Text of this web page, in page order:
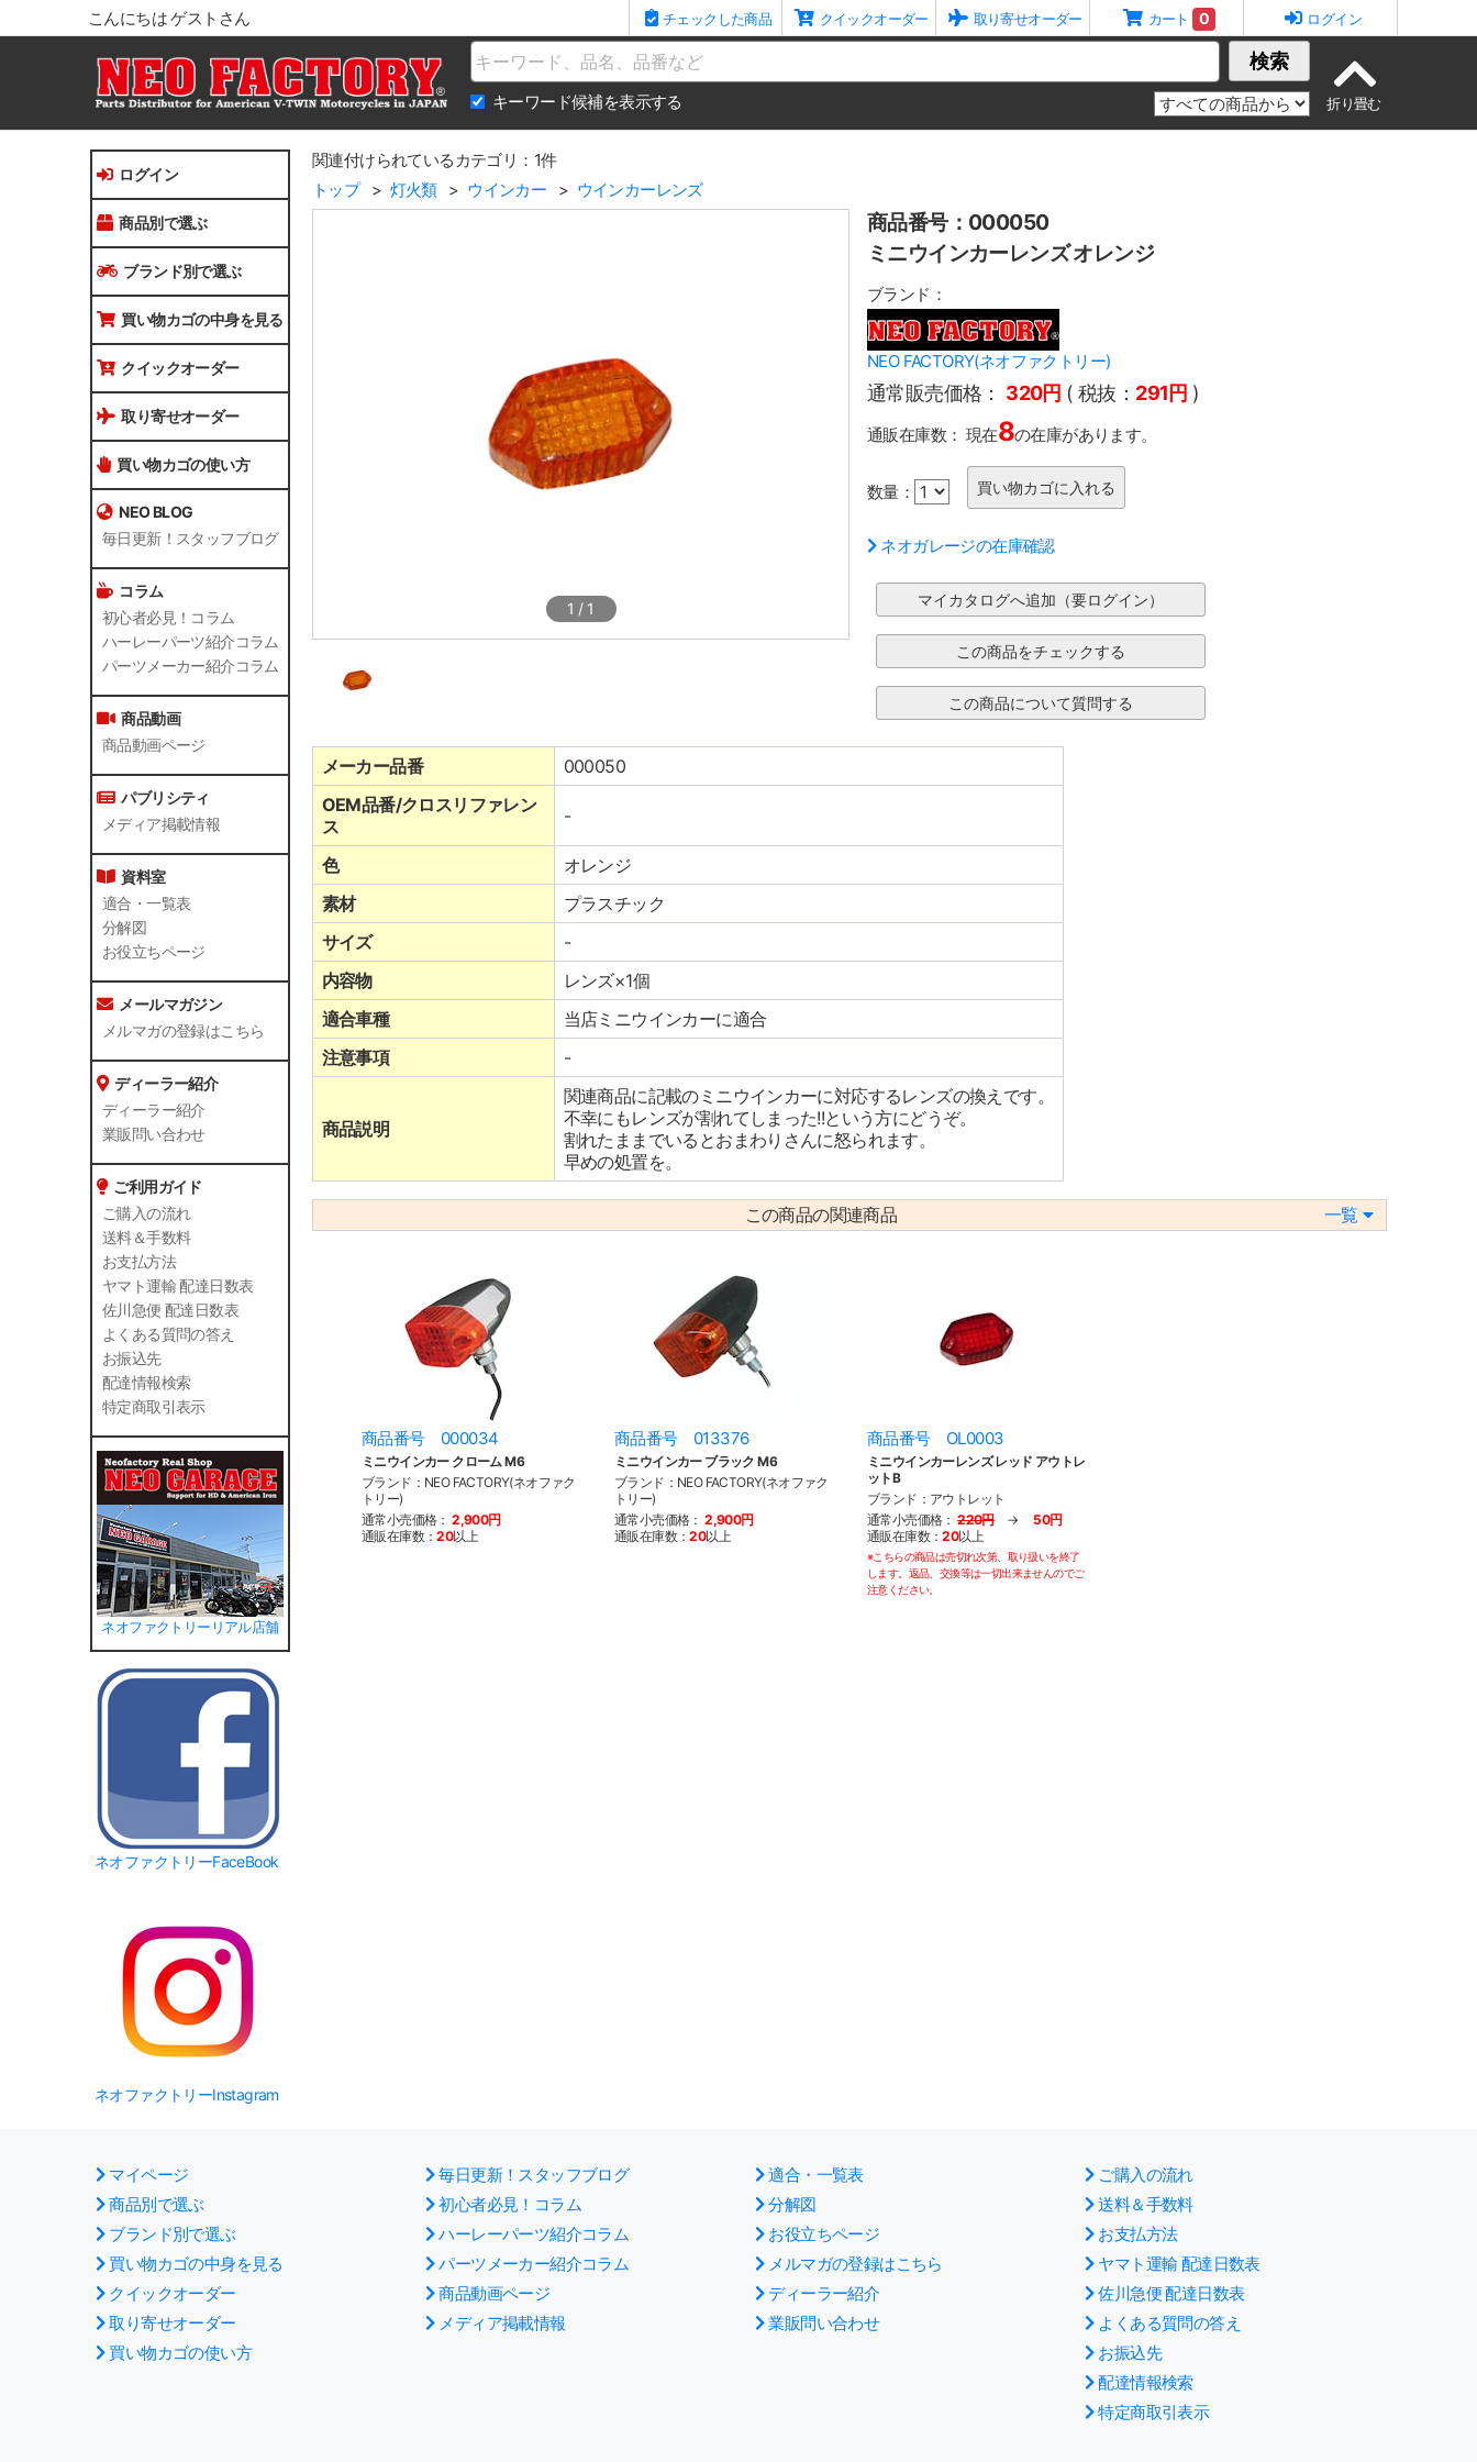
こんにちは ゲストさん チェックした商品 クイックオーダー 取り寄せオーダー カート 0 ログイン
Name 検索
キーワード候補を表示する
ログイン
商品別で選ぶ
ブランド別で選ぶ
買い物カゴの中身を見る
クイックオーダー
取り寄せオーダー
買い物カゴの使い方
NEO BLOG
毎日更新！スタッフブログ
コラム
初心者必見！コラム
ハーレーパーツ紹介コラム
パーツメーカー紹介コラム
商品動画
商品動画ページ
パブリシティ
メディア掲載情報
資料室
適合・一覧表
分解図
お役立ちページ
メールマガジン
メルマガの登録はこちら
ディーラー紹介
ディーラー紹介
業販問い合わせ
ご利用ガイド
ご購入の流れ
送料＆手数料
お支払方法
ヤマト運輸 配達日数表
佐川急便 配達日数表
よくある質問の答え
お振込先
配達情報検索
特定商取引表示
ネオファクトリーリアル店舗
ネオファクトリーFaceBook
ネオファクトリーInstagram
関連付けられているカテゴリ：1件
トップ
灯火類 ウインカー ウインカーレンズ
1 / 1
商品番号：000050
ミニウインカーレンズ オレンジ
ブランド：
NEO FACTORY(ネオファクトリー)
通常販売価格： 320円 ( 税抜： 291円 )
通販在庫数： 現在8の在庫があります。
数量：
ネオガレージの在庫確認
メーカー品番
000050
OEM品番/クロスリファレン
ス
-
色
オレンジ
素材
プラスチック
サイズ
-
内容物
レンズ×1個
適合車種
当店ミニウインカーに適合
注意事項
-
商品説明
関連商品に記載のミニウインカーに対応するレンズの換えです。
不幸にもレンズが割れてしまった!!という方にどうぞ。
割れたままでいるとおまわりさんに怒られます。
早めの処置を。
この商品の関連商品 一覧
商品番号 000034
ミニウインカー クローム M6
ブランド：NEO FACTORY(ネオファク
トリー)
通常小売価格： 2,900円
通販在庫数：20以上
商品番号 013376
ミニウインカー ブラック M6
ブランド：NEO FACTORY(ネオファク
トリー)
通常小売価格： 2,900円
通販在庫数：20以上
商品番号 OL0003
ミニウインカーレンズ レッド アウトレ
ットB
ブランド：アウトレット
通常小売価格： 220円→50円
通販在庫数：20以上
※こちらの商品は売切れ次第、取り扱いを終了
します。返品、交換等は一切出来ませんのでご
注意ください。
マイページ
商品別で選ぶ
ブランド別で選ぶ
買い物カゴの中身を見る
クイックオーダー
取り寄せオーダー
買い物カゴの使い方
毎日更新！スタッフブログ
初心者必見！コラム
ハーレーパーツ紹介コラム
パーツメーカー紹介コラム
商品動画ページ
メディア掲載情報
適合・一覧表
分解図
お役立ちページ
メルマガの登録はこちら
ディーラー紹介
業販問い合わせ
ご購入の流れ
送料＆手数料
お支払方法
ヤマト運輸 配達日数表
佐川急便 配達日数表
よくある質問の答え
お振込先
配達情報検索
特定商取引表示